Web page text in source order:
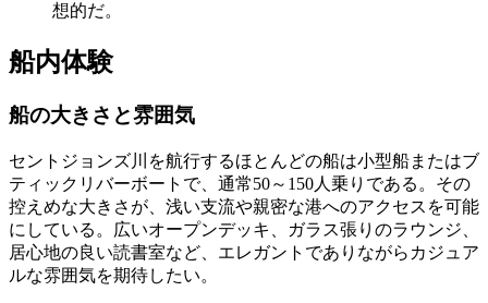
想的だ。
船内体験
船の大きさと雰囲気
セントジョンズ川を航行するほとんどの船は小型船またはブ
ティックリバーボートで、通常50～150人乗りである。その
控えめな大きさが、浅い支流や親密な港へのアクセスを可能
にしている。広いオープンデッキ、ガラス張りのラウンジ、
居心地の良い読書室など、エレガントでありながらカジュア
ルな雰囲気を期待したい。